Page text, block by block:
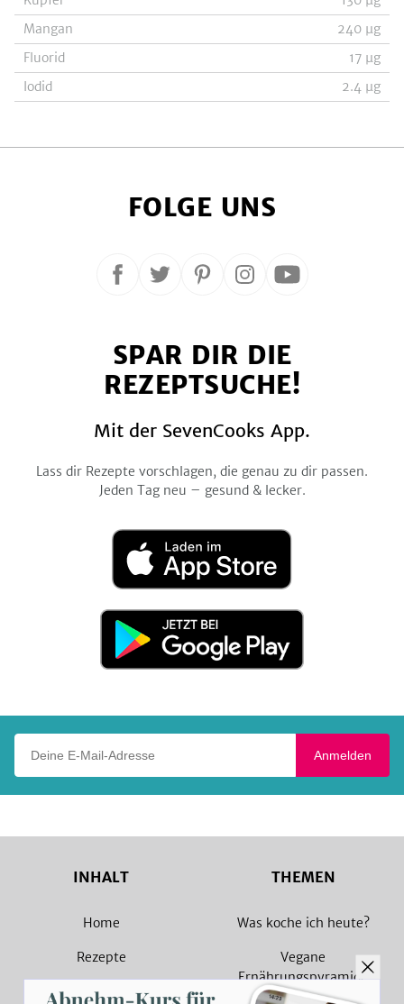
Mangan
240 µg
Fluorid
17 µg
Iodid
2.4 µg
FOLGE UNS
Folge
Facebook
Folge
Twitter
Folge
Pinterest
Folge
Instagram
Folge
YouTube
SPAR DIR DIE
REZEPTSUCHE!
Mit der SevenCooks App.
Lass dir Rezepte vorschlagen, die genau zu dir passen.
Jeden Tag neu – gesund & lecker.
Laden
im
App
Jetzt
Google
Anmelden
INHALT
Home
Rezepte
Magazin
THEMEN
Was koche ich heute?
Vegane
Ernährungspyramide